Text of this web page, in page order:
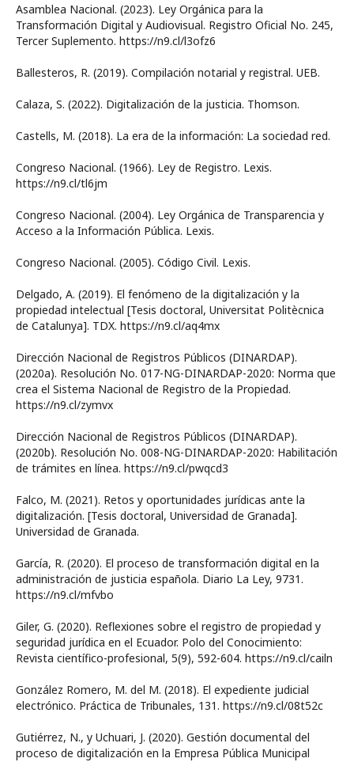
Asamblea Nacional. (2023). Ley Orgánica para la
Transformación Digital y Audiovisual. Registro Oficial No. 245,
Tercer Suplemento. https://n9.cl/l3ofz6
Ballesteros, R. (2019). Compilación notarial y registral. UEB.
Calaza, S. (2022). Digitalización de la justicia. Thomson.
Castells, M. (2018). La era de la información: La sociedad red.
Congreso Nacional. (1966). Ley de Registro. Lexis.
https://n9.cl/tl6jm
Congreso Nacional. (2004). Ley Orgánica de Transparencia y
Acceso a la Información Pública. Lexis.
Congreso Nacional. (2005). Código Civil. Lexis.
Delgado, A. (2019). El fenómeno de la digitalización y la
propiedad intelectual [Tesis doctoral, Universitat Politècnica
de Catalunya]. TDX. https://n9.cl/aq4mx
Dirección Nacional de Registros Públicos (DINARDAP).
(2020a). Resolución No. 017-NG-DINARDAP-2020: Norma que
crea el Sistema Nacional de Registro de la Propiedad.
https://n9.cl/zymvx
Dirección Nacional de Registros Públicos (DINARDAP).
(2020b). Resolución No. 008-NG-DINARDAP-2020: Habilitación
de trámites en línea. https://n9.cl/pwqcd3
Falco, M. (2021). Retos y oportunidades jurídicas ante la
digitalización. [Tesis doctoral, Universidad de Granada].
Universidad de Granada.
García, R. (2020). El proceso de transformación digital en la
administración de justicia española. Diario La Ley, 9731.
https://n9.cl/mfvbo
Giler, G. (2020). Reflexiones sobre el registro de propiedad y
seguridad jurídica en el Ecuador. Polo del Conocimiento:
Revista científico-profesional, 5(9), 592-604. https://n9.cl/cailn
González Romero, M. del M. (2018). El expediente judicial
electrónico. Práctica de Tribunales, 131. https://n9.cl/08t52c
Gutiérrez, N., y Uchuari, J. (2020). Gestión documental del
proceso de digitalización en la Empresa Pública Municipal